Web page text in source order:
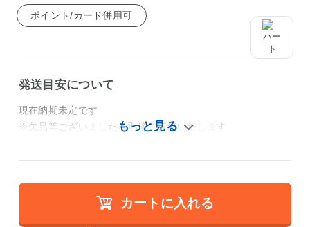
ポイント/カード併用可
発送目安について
現在納期未定です
※欠品等ございましたら別途ご連絡いたします
カートに入れる